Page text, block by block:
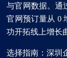
与官网数据。通
官网预订量从 0
功开拓线上增长
选择指南：深圳